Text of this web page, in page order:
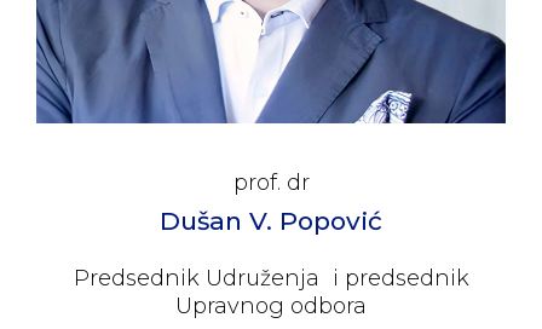
prof. dr
Dušan V. Popović
Predsednik Udruženja i predsednik
Upravnog odbora